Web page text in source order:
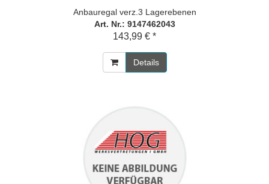
Anbauregal verz.3 Lagerebenen
Art. Nr.: 9147462043
143,99 € *
Details